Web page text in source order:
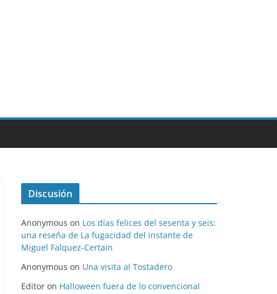
Discusión
Anonymous on Los días felices del sesenta y seis:
una reseña de La fugacidad del instante de
Miguel Falquez-Certain
Anonymous on Una visita al Tostadero
Editor on Halloween fuera de lo convencional